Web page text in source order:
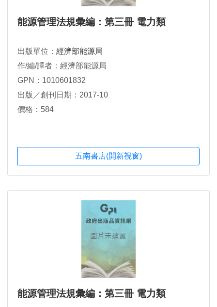
能源管理法規彙編：第三冊 電力類
出版單位： 經濟部能源局
作/編/譯者：經濟部能源局
GPN：1010601832
出版／創刊日期：2017-10
價格：584
五南書店(開新視窗)
能源管理法規彙編：第三冊 電力類